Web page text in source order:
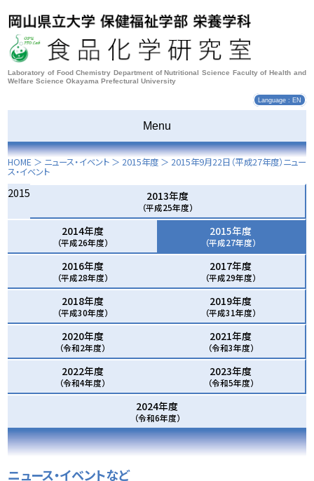
Laboratory of Food Chemistry Department of Nutritional Science Faculty of Health and
Welfare Science Okayama Prefectural University
Language : EN
Menu
HOME ＞ ニュース・イベント ＞ 2015年度 ＞ 2015年9月22日 （平成27年度）ニュー
ス・イベント
2015 2013年度
（平成25年度）
2014年度
（平成26年度）
2015年度
（平成27年度）
2016年度
（平成28年度）
2017年度
（平成29年度）
2018年度
（平成30年度）
2019年度
（平成31年度）
2020年度
（令和2年度）
2021年度
（令和3年度）
2022年度
（令和4年度）
2023年度
（令和5年度）
2024年度
（令和6年度）
ニュース・イベントなど